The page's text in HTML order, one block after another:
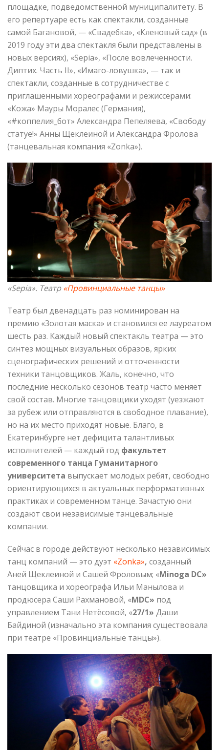
площадке, подведомственной муниципалитету. В
его репертуаре есть как спектакли, созданные
самой Багановой, — «Свадебка», «Кленовый сад» (в
2019 году эти два спектакля были представлены в
новых версиях), «Sepia», «После вовлеченности.
Диптих. Часть II», «Имаго-ловушка», — так и
спектакли, созданные в сотрудничестве с
приглашенными хореографами и режиссерами:
«Кожа» Мауры Моралес (Германия),
«#коппелия_бот» Александра Пепеляева, «Свободу
статуе!» Анны Щеклеиной и Александра Фролова
(танцевальная компания «Zonka»).
«Sepia». Театр«Провинциальные танцы»
Театр был двенадцать раз номинирован на
премию «Золотая маска» и становился ее лауреатом
шесть раз. Каждый новый спектакль театра — это
синтез мощных визуальных образов, ярких
сценографических решений и отточенности
техники танцовщиков. Жаль, конечно, что
последние несколько сезонов театр часто меняет
свой состав. Многие танцовщики уходят (уезжают
за рубеж или отправляются в свободное плавание),
но на их место приходят новые. Благо, в
Екатеринбурге нет дефицита талантливых
исполнителей — каждый год факультет
современного танца Гуманитарного
университета выпускает молодых ребят, свободно
ориентирующихся в актуальных перформативных
практиках и современном танце. Зачастую они
создают свои независимые танцевальные
компании.
Сейчас в городе действуют несколько независимых
танц компаний — это дуэт «Zonka», созданный
Аней Щеклеиной и Сашей Фроловым; «Minoga DC»
танцовщика и хореографа Ильи Манылова и
продюсера Саши Рахмановой, «MDC» под
управлением Тани Нетёсовой, «27/1» Даши
Байдиной (изначально эта компания существовала
при театре «Провинциальные танцы»).